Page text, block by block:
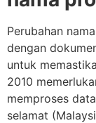
Perubahan
dengan
untuk
2010
memproses
selamat